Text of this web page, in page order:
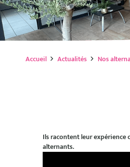
Accueil Actualités Nos
Ils racontent leur expérience
alternants.